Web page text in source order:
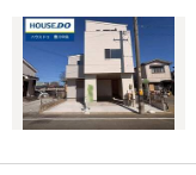
マ
イ
ペ
ー
ジ